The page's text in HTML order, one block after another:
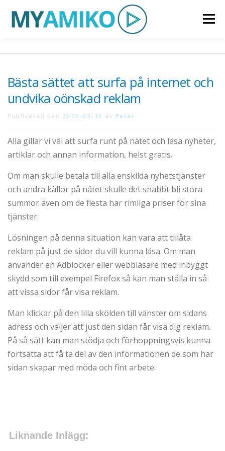
Meny
KURSER & WORKSHOP FILM/VIDEO
Bästa sättet att surfa på internet och
undvika oönskad reklam
Publicerad den 2019-03-16 av Peter
Alla gillar vi väl att surfa runt på nätet och läsa nyheter,
artiklar och annan information, helst gratis.
Om man skulle betala till alla enskilda nyhetstjänster
och andra källor på nätet skulle det snabbt bli stora
summor även om de flesta har rimliga priser för sina
tjänster.
Lösningen på denna situation kan vara att tillåta
reklam på just de sidor du vill kunna läsa. Om man
använder en Adblocker eller webbläsare med inbyggt
skydd som till exempel Firefox så kan man ställa in så
att vissa sidor får visa reklam.
Man klickar på den lilla skölden till vänster om sidans
adress och väljer att just den sidan får visa dig reklam.
På så sätt kan man stödja och förhoppningsvis kunna
fortsätta att få ta del av den informationen de som har
sidan skapar med möda och fint arbete.
Liknande Inlägg: